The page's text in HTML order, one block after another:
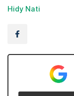
Hidy Nati